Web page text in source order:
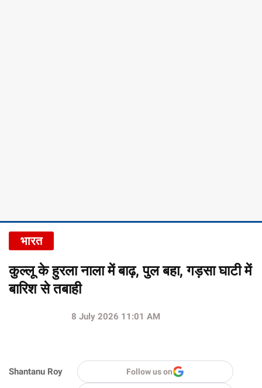
भारत
कुल्लू के हुरला नाला में बाढ़, पुल बहा, गड़सा घाटी में
बारिश से तबाही
Shantanu Roy
8 July 2026 11:01 AM
Follow us on